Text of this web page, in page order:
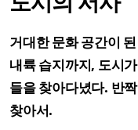
거대한 문화 공간이
내륙 습지까지, 도시
들을 찾아다녔다. 반
찾아서.